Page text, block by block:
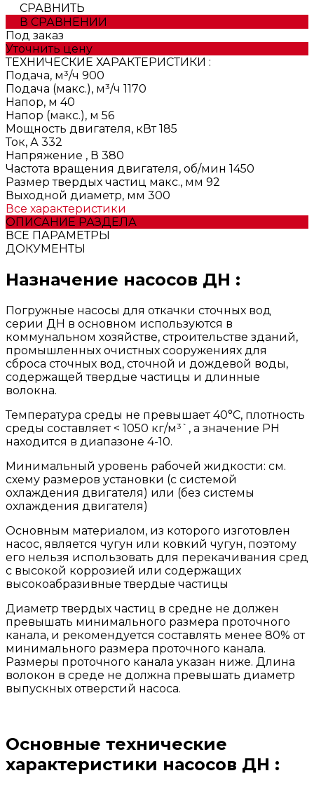
СРАВНИТЬ
В СРАВНЕНИИ
Под заказ
Уточнить цену
ТЕХНИЧЕСКИЕ ХАРАКТЕРИСТИКИ :
Подача, м³/ч 900
Подача (макс.), м³/ч 1170
Напор, м 40
Напор (макс.), м 56
Мощность двигателя, кВт 185
Ток, А 332
Напряжение , В 380
Частота вращения двигателя, об/мин 1450
Размер твердых частиц макс., мм 92
Выходной диаметр, мм 300
Все характеристики
ОПИСАНИЕ РАЗДЕЛА
ВСЕ ПАРАМЕТРЫ
ДОКУМЕНТЫ
Назначение насосов ДН :
Погружные насосы для откачки сточных вод
серии ДН в основном используются в
коммунальном хозяйстве, строительстве зданий,
промышленных очистных сооружениях для
сброса сточных вод, сточной и дождевой воды,
содержащей твердые частицы и длинные
волокна.
Температура среды нe превышает 40°C, плотность
среды составляет < 1050 кг/м³`, а значение РН
находится в диапазоне 4-10.
Минимальный уровень рабочей жидкости: см.
схему размеров установки (с системой
охлаждения двигателя) или (без системы
охлаждения двигателя)
Основным материалом, из которого изготовлен
насос, является чугун или ковкий чугун, поэтому
его нельзя использовать для перекачивания сред
с высокой коррозией или содержащих
высокоабразивные твердые частицы
Диаметр твердых частиц в средне не должен
превышать минимального размера проточного
канала, и рекомендуется составлять менее 80% от
минимального размера проточного канала.
Размеры проточного канала указан ниже. Длина
волокон в среде не должна превышать диаметр
выпускных отверстий насоса.
Основные технические
характеристики насосов ДН :